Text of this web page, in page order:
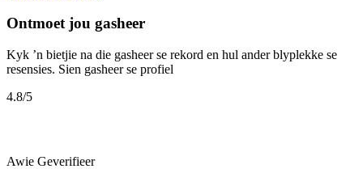
Ontmoet jou gasheer
Kyk ’n bietjie na die gasheer se rekord en hul ander blyplekke se
resensies. Sien gasheer se profiel
4.8/5
Awie Geverifieer